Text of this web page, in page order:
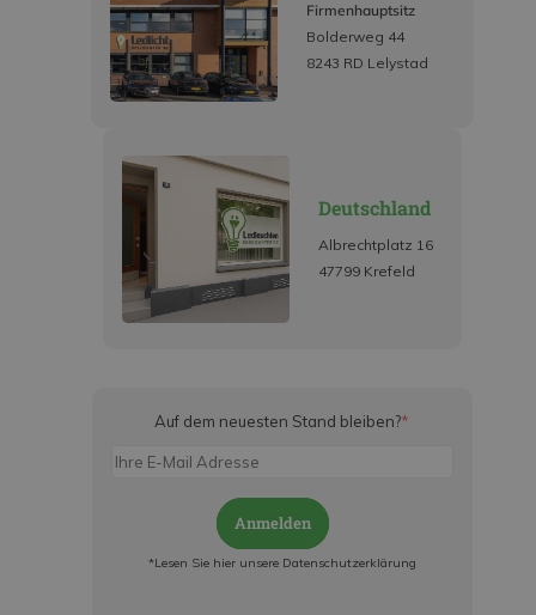
Firmenhauptsitz
Bolderweg 44
8243 RD Lelystad
Deutschland
Albrechtplatz 16
47799 Krefeld
Auf dem neuesten Stand bleiben?*
Anmelden
*Lesen Sie hier unsere Datenschutzerklärung